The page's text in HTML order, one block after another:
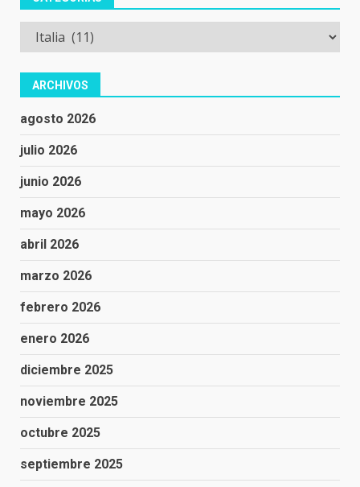
Categorías
ARCHIVOS
agosto 2026
julio 2026
junio 2026
mayo 2026
abril 2026
marzo 2026
febrero 2026
enero 2026
diciembre 2025
noviembre 2025
octubre 2025
septiembre 2025